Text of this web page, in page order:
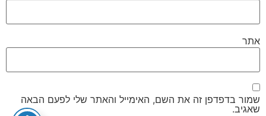
אתר
שמור בדפדפן זה את השם, האימייל והאתר שלי לפעם הבאה
שאגיב.